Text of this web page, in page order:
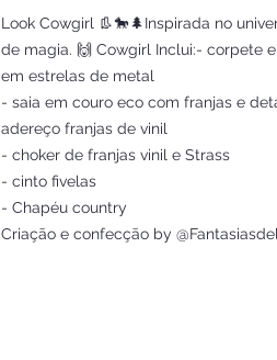
Look Cowgirl 👢🐎🌲Inspirada no
de magia. 🙌 Cowgirl Inclui:- corpete
em estrelas de metal
- saia em couro eco com franjas e
adereço franjas de vinil
- choker de franjas vinil e Strass
- cinto fivelas
- Chapéu country
Criação e confecção by